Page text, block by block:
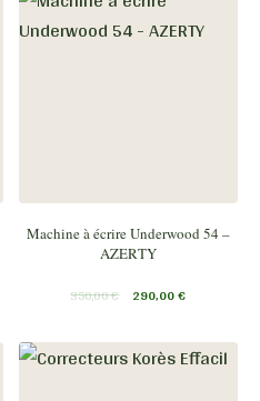
Machine à écrire Underwood 54 –
AZERTY
350,00€ 290,00€